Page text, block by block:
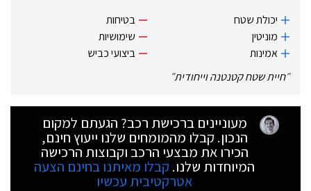
יכולת שטח
מוניטין
אמינות
בטיחות
שימושיות
ביצועי כביש
״חיית שטח קטנטנה וייחודית״
מעוניינים ברכישת רכב? הגעתם למקום
הנכון. קבלו מהמומחים שלנו ייעוץ חינם,
הכירו את מבצעי הרכב וקבוצות הרכישה
המיוחדות שלנו. קבלו מאיתנו בחינם הצעה
אטרקטיבית עכשיו